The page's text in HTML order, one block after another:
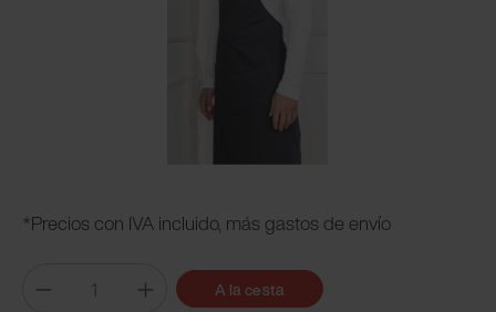
*Precios con IVA incluido, más gastos de envío
A la cesta